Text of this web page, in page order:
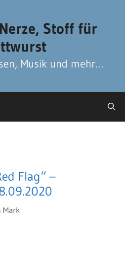
Stoff für
Musik und mehr…
Flag“ –
Mark